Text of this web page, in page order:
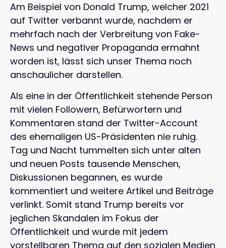
Am Beispiel von Donald Trump, welcher 2021
auf Twitter verbannt wurde, nachdem er
mehrfach nach der Verbreitung von Fake-
News und negativer Propaganda ermahnt
worden ist, lässt sich unser Thema noch
anschaulicher darstellen.
Als eine in der Öffentlichkeit stehende Person
mit vielen Followern, Befürwortern und
Kommentaren stand der Twitter-Account
des ehemaligen US-Präsidenten nie ruhig.
Tag und Nacht tummelten sich unter alten
und neuen Posts tausende Menschen,
Diskussionen begannen, es wurde
kommentiert und weitere Artikel und Beiträge
verlinkt. Somit stand Trump bereits vor
jeglichen Skandalen im Fokus der
Öffentlichkeit und wurde mit jedem
vorstellbaren Thema auf den sozialen Medien